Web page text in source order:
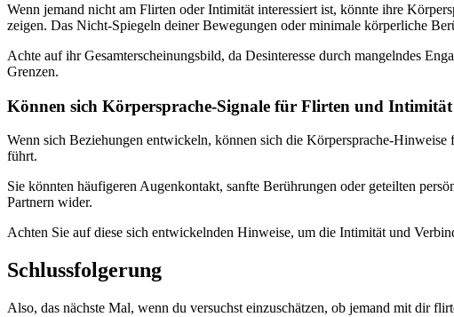
Wenn jemand nicht am Flirten oder Intimität interessiert ist, könnte ihre
zeigen. Das Nicht-Spiegeln deiner Bewegungen oder minimale körperliche
Achte auf ihr Gesamterscheinungsbild, da Desinteresse durch mangelndes
Grenzen.
Können sich Körpersprache-Signale für Flirten und
Wenn sich Beziehungen entwickeln, können sich die Körpersprache-
führt.
Sie könnten häufigeren Augenkontakt, sanfte Berührungen oder geteilten
Partnern wider.
Achten Sie auf diese sich entwickelnden Hinweise, um die Intimität und
Schlussfolgerung
Also, das nächste Mal, wenn du versuchst einzuschätzen, ob jemand mit dir